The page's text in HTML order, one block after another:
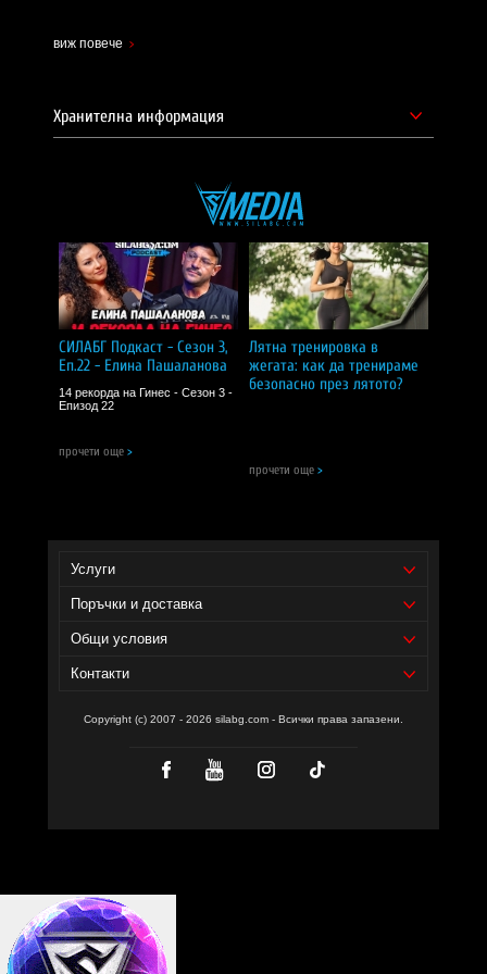
виж повече
Хранителна информация
СИЛАБГ Подкаст - Сезон 3,
Еп.22 - Елина Пашаланова
14 рекорда на Гинес - Сезон 3 -
Епизод 22
прочети още >
Лятна тренировка в
жегата: как да тренираме
безопасно през лятото?
прочети още >
Услуги
Поръчки и доставка
Общи условия
Контакти
Copyright (c) 2007 - 2026 silabg.com - Всички права запазени.